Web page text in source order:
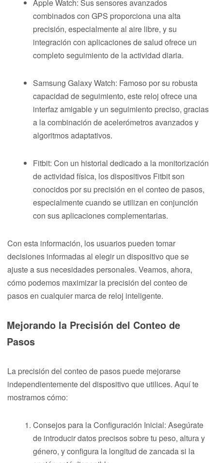
Apple Watch: Sus sensores avanzados
combinados con GPS proporciona una alta
precisión, especialmente al aire libre, y su
integración con aplicaciones de salud ofrece un
completo seguimiento de la actividad diaria.
Samsung Galaxy Watch: Famoso por su robusta
capacidad de seguimiento, este reloj ofrece una
interfaz amigable y un seguimiento preciso, gracias
a la combinación de acelerómetros avanzados y
algoritmos adaptativos.
Fitbit: Con un historial dedicado a la monitorización
de actividad física, los dispositivos Fitbit son
conocidos por su precisión en el conteo de pasos,
especialmente cuando se utilizan en conjunción
con sus aplicaciones complementarias.
Con esta información, los usuarios pueden tomar
decisiones informadas al elegir un dispositivo que se
ajuste a sus necesidades personales. Veamos, ahora,
cómo podemos maximizar la precisión del conteo de
pasos en cualquier marca de reloj inteligente.
Mejorando la Precisión del Conteo de
Pasos
La precisión del conteo de pasos puede mejorarse
independientemente del dispositivo que utilices. Aquí te
mostramos cómo:
Consejos para la Configuración Inicial: Asegúrate
de introducir datos precisos sobre tu peso, altura y
género, y configura la longitud de zancada si la